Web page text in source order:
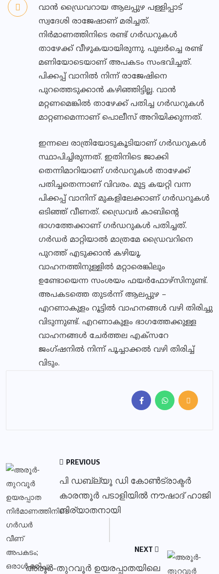
വാൻ ഡ്രൈവറായ ആലപ്പുഴ പള്ളിപ്പാട്
സ്വദേശി രാജേഷാണ് മരിച്ചത്.
നിർമാണത്തിനിടെ രണ്ട് ഗർഡറുകൾ
താഴേക്ക് വീഴുകയായിരുന്നു. പുലർച്ചെ രണ്ട്
മണിയോടെയാണ് അപകടം സംഭവിച്ചത്.
പിക്കപ്പ് വാനിൽ‌ നിന്ന് രാജേഷിനെ
പുറത്തെടുക്കാൻ‌ കഴിഞ്ഞിട്ടില്ല. വാൻ
മറ്റണമെങ്കിൽ താഴേക്ക് പതിച്ച ​ഗർഡറുകൾ
മാറ്റണമെന്നാണ് പൊലീസ് അറിയിക്കുന്നത്.
ഇന്നലെ രാത്രിയോടുകൂടിയാണ് ഗർഡറുകൾ
സ്ഥാപിച്ചിരുന്നത്. ഇതിനിടെ ജാക്കി
തെന്നിമാറിയാണ് ഗർഡറുകൾ താഴേക്ക്
പതിച്ചതെന്നാണ് വിവരം. മുട്ട കയറ്റി വന്ന
പിക്കപ്പ് വാനിന് മുകളിലേക്കാണ് ഗർഡറുകൾ
ഒടിഞ്ഞ് വീണത്. ഡ്രൈവർ കാബിന്റെ
ഭാഗത്തേക്കാണ് ഗർഡറുകൾ പതിച്ചത്.
ഗർഡർ മാറ്റിയാൽ മാത്രമേ ഡ്രൈവറിനെ
പുറത്ത് എടുക്കാൻ കഴിയൂ.
വാഹനത്തിനുള്ളിൽ മറ്റാരെങ്കിലും
ഉണ്ടോയെന്ന സംശയം ഫയർഫോഴ്സിനുണ്ട്.
അപകടത്തെ തുടർന്ന് ആലപ്പുഴ –
എറണാകുളം റൂട്ടിൽ വാഹനങ്ങൾ വഴി തിരിച്ചു
വിടുന്നുണ്ട്. എറണാകുളം ഭാഗത്തേക്കുള്ള
വാഹനങ്ങൾ ചേർത്തല എക്സറേ
ജംഗ്ഷനിൽ നിന്ന് പൂച്ചാക്കൽ വഴി തിരിച്ച്
വിടും.
PREVIOUS
പി ഡബ്ല്യൂ ഡി കോൺട്രാക്ടർ
കാരന്തൂർ പടാളിയിൽ നൗഷാദ് ഹാജി
നിര്യാതനായി
NEXT
അരൂർ-തുറവൂർ ഉയരപ്പാതയിലെ